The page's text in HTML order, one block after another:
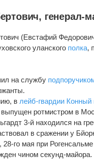
генерал-
(Евстафий
уланского полка,
на службу
в лейб-гвардии Конный
выпущен ротмистром в
3-й находился на
в сражении у
го мая при
чином секунд-майора.